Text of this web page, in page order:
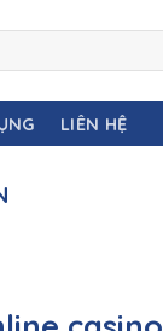
LIÊN HỆ